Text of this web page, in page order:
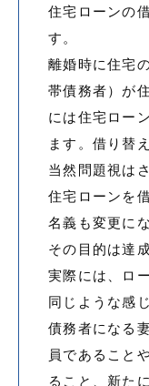
住宅ローンの
す。
離婚時に住宅
帯債務者）が
には住宅ロー
ます。借り替
当然問題視は
住宅ローンを
名義も変更に
その目的は達
実際には、ロ
同じような感
債務者になる
員であること
ること、新た